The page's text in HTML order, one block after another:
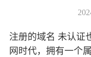
注册的域名 未认证
网时代，拥有一个